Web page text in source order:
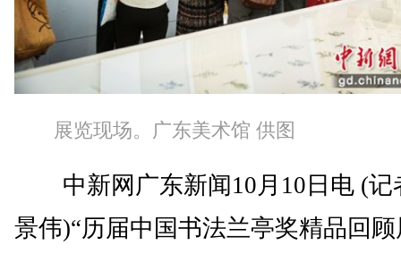
展览现场。广东美术馆 供图
中新网广东新闻10月10日电 (记
景伟)“历届中国书法兰亭奖精品回顾